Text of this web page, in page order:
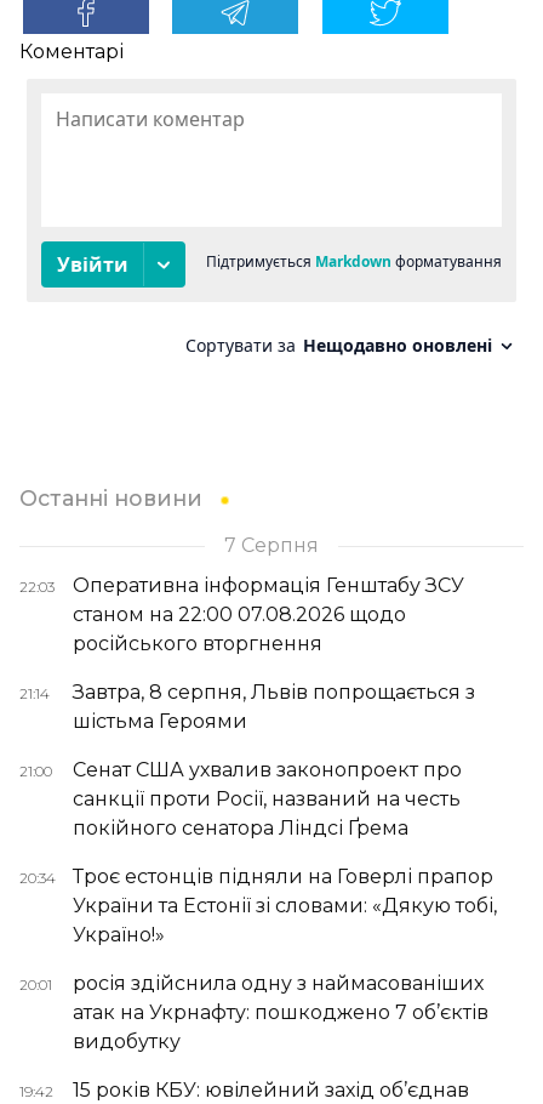
Коментарі
Останні новини
7 Серпня
22:03
Оперативна інформація Генштабу ЗСУ
станом на 22:00 07.08.2026 щодо
російського вторгнення
21:14
Завтра, 8 серпня, Львів попрощається з
шістьма Героями
21:00
Сенат США ухвалив законопроект про
санкції проти Росії, названий на честь
покійного сенатора Ліндсі Ґрема
20:34
Троє естонців підняли на Говерлі прапор
України та Естонії зі словами: «Дякую тобі,
Україно!»
20:01
росія здійснила одну з наймасованіших
атак на Укрнафту: пошкоджено 7 об’єктів
видобутку
19:42
15 років КБУ: ювілейний захід об’єднав